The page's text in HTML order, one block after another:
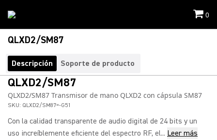
0
QLXD2/SM87
Descripción Soporte de producto
QLXD2/SM87
QLXD2/SM87 Transmisor de mano QLXD2 con cápsula SM87
SKU: QLXD2/SM87=-G51
Con la calidad transparente de audio digital de 24 bits y un
uso increíblemente eficiente del espectro RF, el... Leer más